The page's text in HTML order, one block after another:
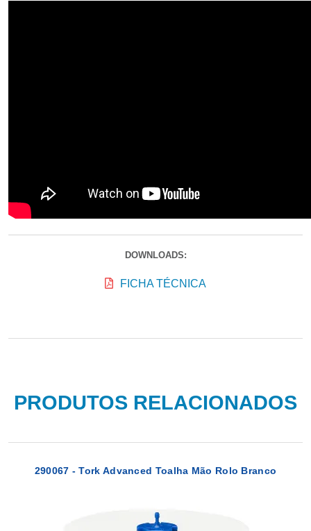
DOWNLOADS:
FICHA TÉCNICA
PRODUTOS RELACIONADOS
290067 - Tork Advanced Toalha Mão Rolo Branco